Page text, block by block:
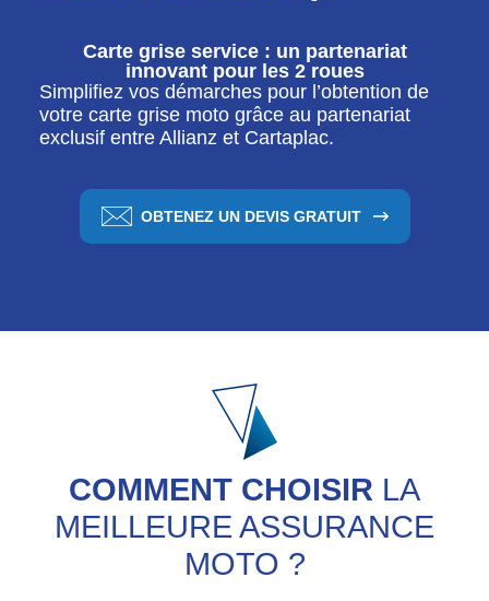
Carte grise service : un partenariat
innovant pour les 2 roues
Simplifiez vos démarches pour l’obtention de
votre carte grise moto grâce au partenariat
exclusif entre Allianz et Cartaplac.
OBTENEZ UN DEVIS GRATUIT
COMMENT CHOISIR LA
MEILLEURE ASSURANCE
MOTO ?